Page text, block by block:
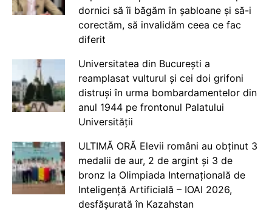
dornici să îi băgăm în șabloane și să-i
corectăm, să invalidăm ceea ce fac
diferit
Universitatea din București a
reamplasat vulturul și cei doi grifoni
distruși în urma bombardamentelor din
anul 1944 pe frontonul Palatului
Universității
ULTIMĂ ORĂ Elevii români au obținut 3
medalii de aur, 2 de argint și 3 de
bronz la Olimpiada Internațională de
Inteligență Artificială – IOAI 2026,
desfășurată în Kazahstan